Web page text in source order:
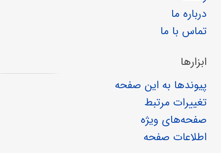
درباره ما
تماس با ما
ابزارها
پیوندها به این صفحه
تغییرات مرتبط
صفحه‌های ویژه
اطلاعات صفحه